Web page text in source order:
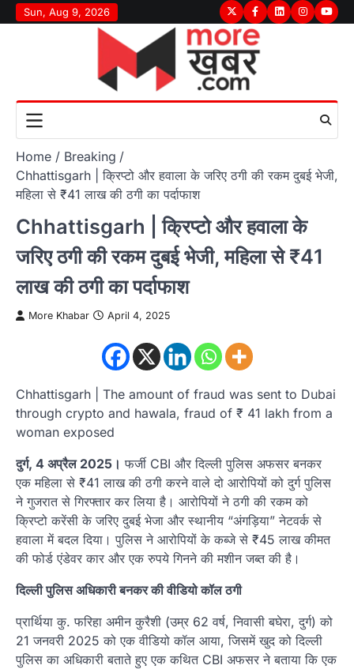
Skip
to
Sun, Aug 9, 2026 TwitterFacebook
LinkedInInstagram
Home
Breaking
Chhattisgarh | क्रिप्टो और हवाला के जरिए ठगी की रकम दुबई भेजी,
महिला से ₹41 लाख की ठगी का पर्दाफाश
Chhattisgarh | क्रिप्टो और हवाला के
जरिए ठगी की रकम दुबई भेजी, महिला से ₹41
लाख की ठगी का पर्दाफाश
More Khabar April 4, 2025
Chhattisgarh | The amount of fraud was sent to Dubai
through crypto and hawala, fraud of ₹ 41 lakh from a
woman exposed
दुर्ग, 4 अप्रैल 2025। फर्जी CBI और दिल्ली पुलिस अफसर बनकर
एक महिला से ₹41 लाख की ठगी करने वाले दो आरोपियों को दुर्ग पुलिस
ने गुजरात से गिरफ्तार कर लिया है। आरोपियों ने ठगी की रकम को
क्रिप्टो करेंसी के जरिए दुबई भेजा और स्थानीय “अंगड़िया” नेटवर्क से
हवाला में बदल दिया। पुलिस ने आरोपियों के कब्जे से ₹45 लाख कीमत
की फोर्ड एंडेवर कार और एक रुपये गिनने की मशीन जब्त की है।
दिल्ली पुलिस अधिकारी बनकर की वीडियो कॉल ठगी
प्रार्थिया कु. फरिहा अमीन कुरैशी (उम्र 62 वर्ष, निवासी बघेरा, दुर्ग) को
21 जनवरी 2025 को एक वीडियो कॉल आया, जिसमें खुद को दिल्ली
पुलिस का अधिकारी बताते हुए एक कथित CBI अफसर ने बताया कि एक